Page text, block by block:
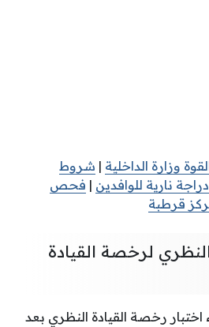
وزارة الداخلية | شروط
نارية للوافدين | فحص
قرطبة
النظري لرخصة القيادة
رخصة القيادة النظري بعد